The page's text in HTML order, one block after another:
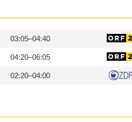
03:05–04:40
04:20–06:05
02:20–04:00